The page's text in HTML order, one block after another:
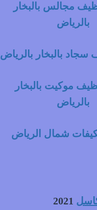
مجالس بالبخار
بالرياض
بالبخار بالرياض
موكيت بالبخار
بالرياض
شمال الرياض